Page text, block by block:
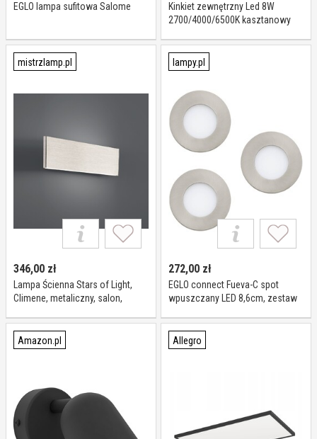
EGLO lampa sufitowa Salome
Kinkiet zewnętrzny Led 8W
2700/4000/6500K kasztanowy
mistrzlamp.pl
346,00 zł
Lampa Ścienna Stars of Light,
Climene, metaliczny, salon,
lampy.pl
272,00 zł
EGLO connect Fueva-C spot
wpuszczany LED 8,6cm, zestaw
możliwość ściemniania,
aluminiowy / szary / cynkowy,
salon / jadalnia, metal,
Amazon.pl Allegro